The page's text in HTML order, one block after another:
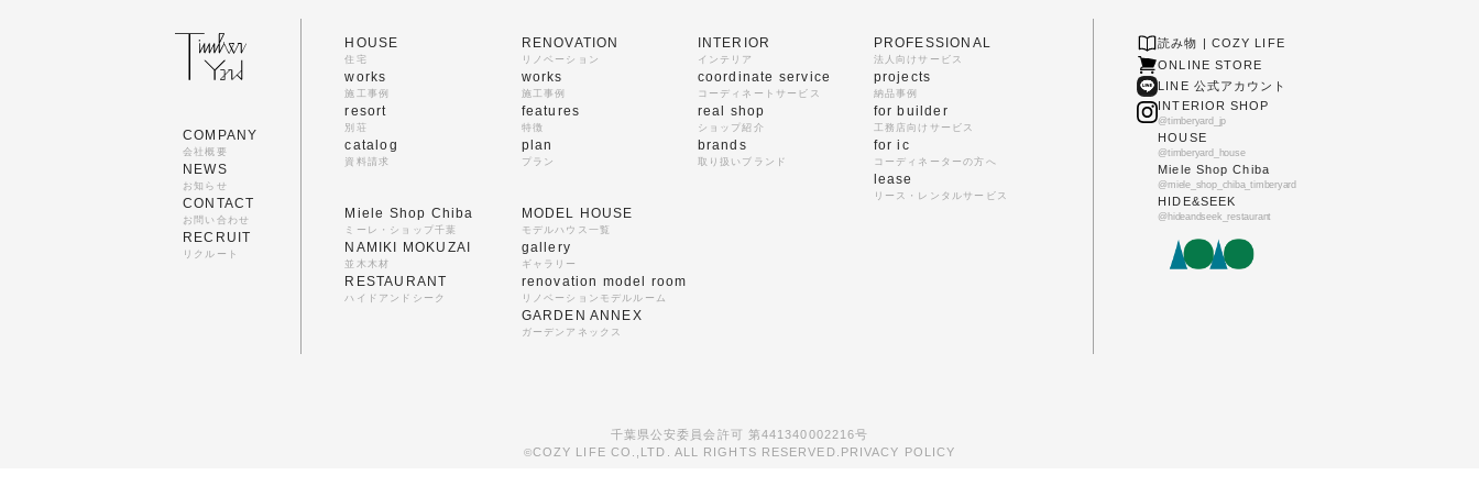
COMPANY
会社概要
NEWS
お知らせ
CONTACT
お問い合わせ
RECRUIT
リクルート
HOUSE
住宅
works
施工事例
resort
別荘
catalog
資料請求
RENOVATION
リノベーション
works
施工事例
features
特徴
plan
プラン
INTERIOR
インテリア
coordinate service
コーディネートサービス
real shop
ショップ紹介
brands
取り扱いブランド
PROFESSIONAL
法人向けサービス
projects
納品事例
for builder
工務店向けサービス
for ic
コーディネーターの方へ
lease
リース・レンタルサービス
Miele Shop Chiba
ミーレ・ショップ千葉
NAMIKI MOKUZAI
並木木材
RESTAURANT
ハイドアンドシーク
MODEL HOUSE
モデルハウス一覧
gallery
ギャラリー
renovation model room
リノベーションモデルルーム
GARDEN ANNEX
ガーデンアネックス
読み物 | COZY LIFE
ONLINE STORE
LINE 公式アカウント
INTERIOR SHOP
@timberyard_jp
HOUSE
@timberyard_house
Miele Shop Chiba
@miele_shop_chiba_timberyard
HIDE&SEEK
@hideandseek_restaurant
千葉県公安委員会許可 第441340002216号
©COZY LIFE CO.,LTD. ALL RIGHTS RESERVED. PRIVACY POLICY